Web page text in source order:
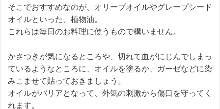
そこでおすすめなのが、オリーブオイルやグレープシード
オイルといった、植物油。
これらは毎日のお料理に使うもので構いません。
かさつきが気になるところや、切れて血がにじんでしまっ
ているようなところに、オイルを塗るか、ガーゼなどに染
みこませて貼っておきましょう。
オイルがバリアとなって、外気の刺激から傷口を守ってく
れます。